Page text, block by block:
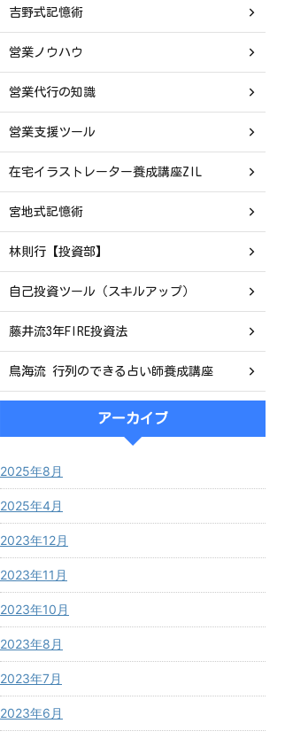
吉野式記憶術
営業ノウハウ
営業代行の知識
営業支援ツール
在宅イラストレーター養成講座ZIL
宮地式記憶術
林則行【投資部】
自己投資ツール（スキルアップ）
藤井流3年FIRE投資法
鳥海流 行列のできる占い師養成講座
アーカイブ
2025年8月
2025年4月
2023年12月
2023年11月
2023年10月
2023年8月
2023年7月
2023年6月